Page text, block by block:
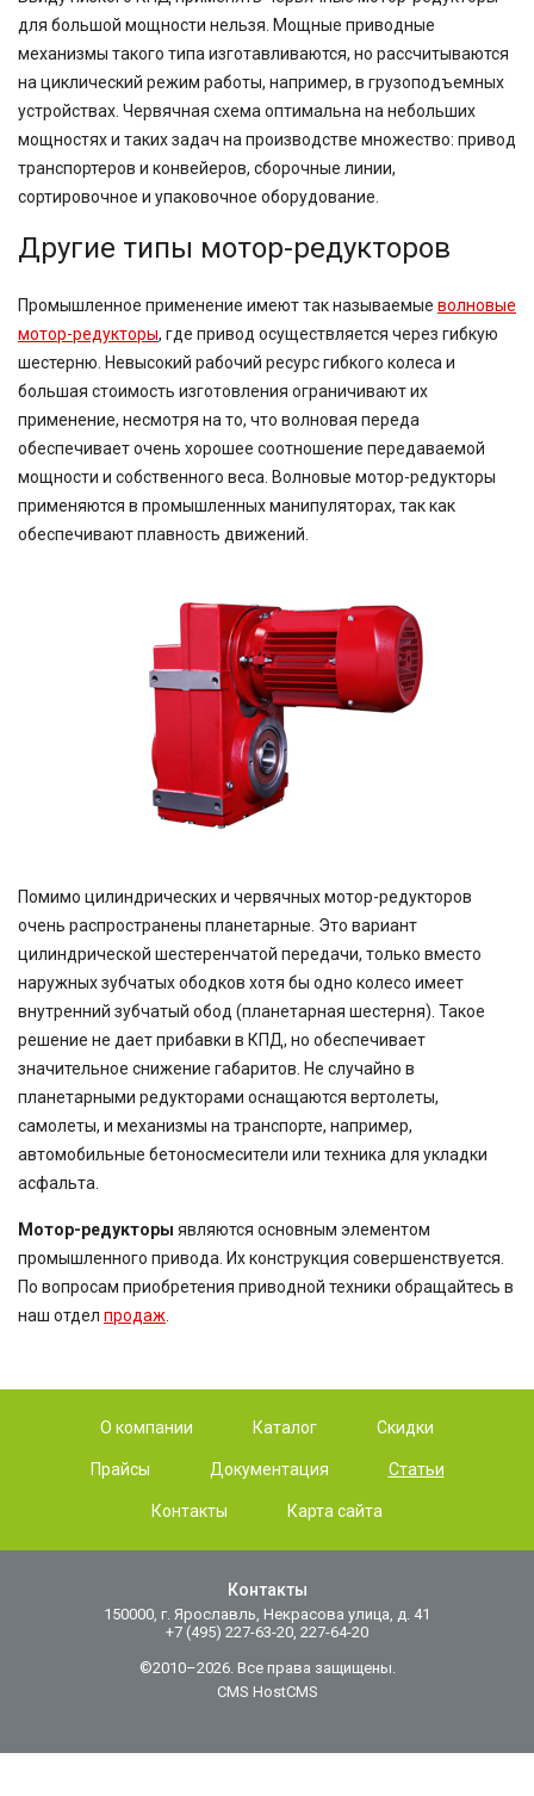
для большой мощности нельзя. Мощные приводные
механизмы такого типа изготавливаются, но рассчитываются
на циклический режим работы, например, в грузоподъемных
устройствах. Червячная схема оптимальна на небольших
мощностях и таких задач на производстве множество: привод
транспортеров и конвейеров, сборочные линии,
сортировочное и упаковочное оборудование.
Другие типы мотор-редукторов
Промышленное применение имеют так называемые волновые
мотор-редукторы, где привод осуществляется через гибкую
шестерню. Невысокий рабочий ресурс гибкого колеса и
большая стоимость изготовления ограничивают их
применение, несмотря на то, что волновая переда
обеспечивает очень хорошее соотношение передаваемой
мощности и собственного веса. Волновые мотор-редукторы
применяются в промышленных манипуляторах, так как
обеспечивают плавность движений.
Помимо цилиндрических и червячных мотор-редукторов
очень распространены планетарные. Это вариант
цилиндрической шестеренчатой передачи, только вместо
наружных зубчатых ободков хотя бы одно колесо имеет
внутренний зубчатый обод (планетарная шестерня). Такое
решение не дает прибавки в КПД, но обеспечивает
значительное снижение габаритов. Не случайно в
планетарными редукторами оснащаются вертолеты,
самолеты, и механизмы на транспорте, например,
автомобильные бетоносмесители или техника для укладки
асфальта.
Мотор-редукторы являются основным элементом
промышленного привода. Их конструкция совершенствуется.
По вопросам приобретения приводной техники обращайтесь в
наш отдел продаж.
О компании Каталог Скидки
Прайсы Документация Статьи
Контакты Карта сайта
Контакты
150000, г. Ярославль, Некрасова улица, д. 41
+7 (495) 227-63-20, 227-64-20
©2010–2026. Все права защищены.
CMS HostCMS